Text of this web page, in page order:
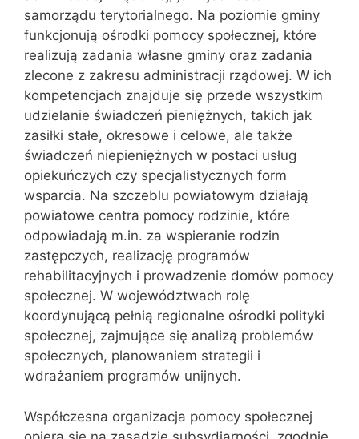
samorządu terytorialnego. Na poziomie gminy
funkcjonują ośrodki pomocy społecznej, które
realizują zadania własne gminy oraz zadania
zlecone z zakresu administracji rządowej. W ich
kompetencjach znajduje się przede wszystkim
udzielanie świadczeń pieniężnych, takich jak
zasiłki stałe, okresowe i celowe, ale także
świadczeń niepieniężnych w postaci usług
opiekuńczych czy specjalistycznych form
wsparcia. Na szczeblu powiatowym działają
powiatowe centra pomocy rodzinie, które
odpowiadają m.in. za wspieranie rodzin
zastępczych, realizację programów
rehabilitacyjnych i prowadzenie domów pomocy
społecznej. W województwach rolę
koordynującą pełnią regionalne ośrodki polityki
społecznej, zajmujące się analizą problemów
społecznych, planowaniem strategii i
wdrażaniem programów unijnych.
Współczesna organizacja pomocy społecznej